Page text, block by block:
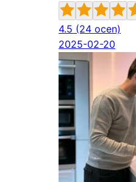
4.5 (24 ocen)
2025-02-20